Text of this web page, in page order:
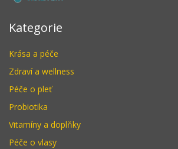
Kategorie
Krása a péče
Zdraví a wellness
Péče o pleť
Probiotika
Vitamíny a doplňky
Péče o vlasy